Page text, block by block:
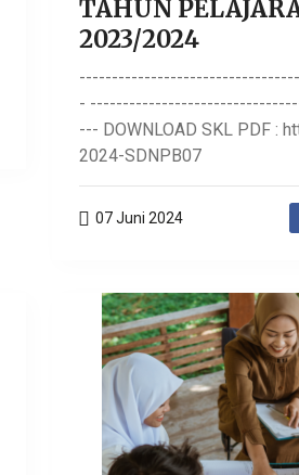
TAHUN
2023/2024
-
--- DOWNLOAD SKL PDF :
2024-SDNPB07
07 Juni 2024